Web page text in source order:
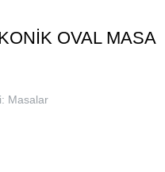
OVAL MASA
Masalar